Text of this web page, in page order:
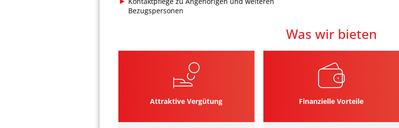
Bezugspersonen
Was wir bieten
Attraktive Vergütung Finanzielle Vorteile